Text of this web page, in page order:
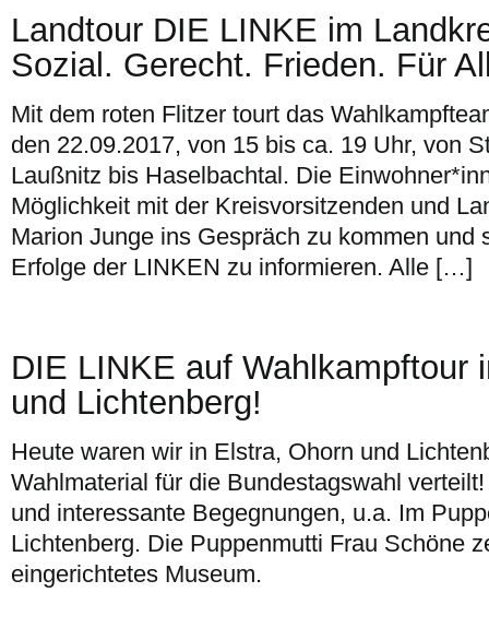
Landtour DIE LINKE im
Sozial. Gerecht. Frieden. Für
Mit dem roten Flitzer tourt das
den 22.09.2017, von 15 bis ca. 19 Uhr, von
Laußnitz bis Haselbachtal. Die
Möglichkeit mit der Kreisvorsitzenden und
Marion Junge ins Gespräch zu kommen und
Erfolge der LINKEN zu informieren. Alle […]
DIE LINKE auf Wahlkampftour
und Lichtenberg!
Heute waren wir in Elstra, Ohorn und
Wahlmaterial für die Bundestagswahl
und interessante Begegnungen, u.a. Im
Lichtenberg. Die Puppenmutti Frau Schöne
eingerichtetes Museum.